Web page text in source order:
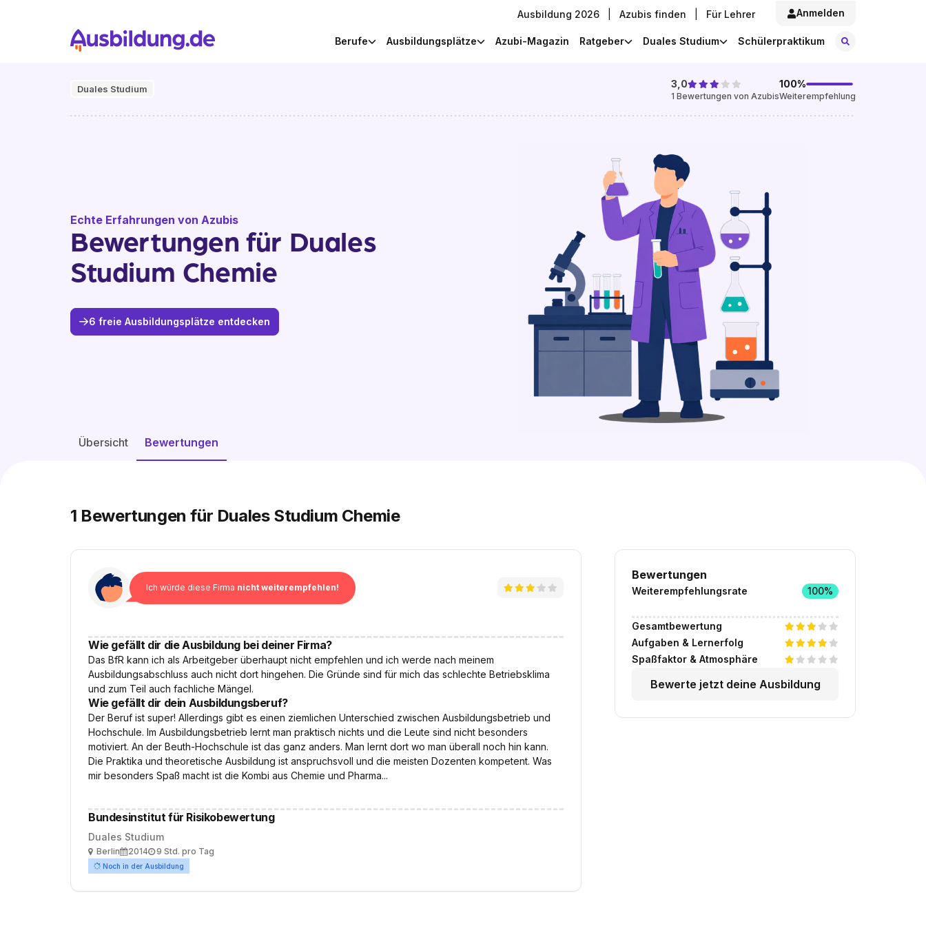
Ausbildung 2026 Azubis finden Für Lehrer Anmelden
Berufe Ausbildungsplätze Azubi-Magazin Ratgeber Duales Studium Schülerpraktikum
Duales Studium 3,0
1 Bewertungen von Azubis
100%
Weiterempfehlung
Echte Erfahrungen von Azubis
Bewertungen für Duales
Studium Chemie
6 freie Ausbildungsplätze entdecken
Übersicht Bewertungen
Bewertungen
Weiterempfehlungsrate 100%
Gesamtbewertung
Aufgaben & Lernerfolg
Spaßfaktor & Atmosphäre
Bewerte jetzt deine Ausbildung
1 Bewertungen für Duales Studium Chemie
Ich würde diese Firma nicht weiterempfehlen!
Wie gefällt dir die Ausbildung bei deiner Firma?
Das BfR kann ich als Arbeitgeber überhaupt nicht empfehlen und ich werde nach meinem
Ausbildungsabschluss auch nicht dort hingehen. Die Gründe sind für mich das schlechte Betriebsklima
und zum Teil auch fachliche Mängel.
Wie gefällt dir dein Ausbildungsberuf?
Der Beruf ist super! Allerdings gibt es einen ziemlichen Unterschied zwischen Ausbildungsbetrieb und
Hochschule. Im Ausbildungsbetrieb lernt man praktisch nichts und die Leute sind nicht besonders
motiviert. An der Beuth-Hochschule ist das ganz anders. Man lernt dort wo man überall noch hin kann.
Die Praktika und theoretische Ausbildung ist anspruchsvoll und die meisten Dozenten kompetent. Was
mir besonders Spaß macht ist die Kombi aus Chemie und Pharma...
Bundesinstitut für Risikobewertung
Duales Studium
OrtBerlinAusbildungsbeginn
2014Arbeitszeit
9 Std. pro Tag
Noch in der Ausbildung